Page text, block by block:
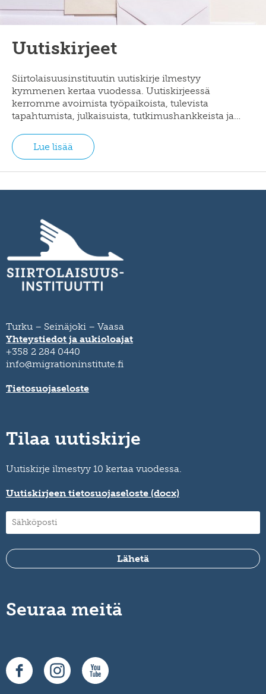
Uutiskirjeet
Siirtolaisuusinstituutin uutiskirje ilmestyy
kymmenen kertaa vuodessa. Uutiskirjeessä
kerromme avoimista työpaikoista, tulevista
tapahtumista, julkaisuista, tutkimushankkeista ja…
Lue lisää
Turku – Seinäjoki – Vaasa
Yhteystiedot ja aukioloajat
+358 2 284 0440
info@migrationinstitute.fi
Tietosuojaseloste
Tilaa uutiskirje
Uutiskirje ilmestyy 10 kertaa vuodessa.
Uutiskirjeen tietosuojaseloste (docx)
Seuraa meitä